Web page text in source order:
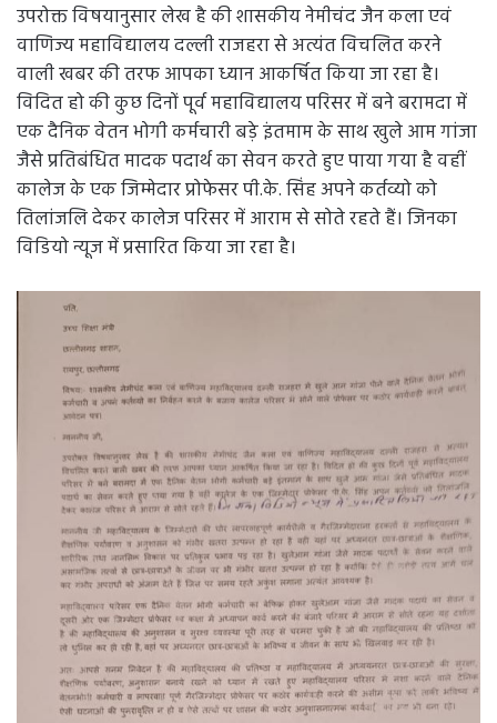
उपरोक्त विषयानुसार लेख है की शासकीय नेमीचंद जैन कला एवं
वाणिज्य महाविद्यालय दल्ली राजहरा से अत्यंत विचलित करने
वाली खबर की तरफ आपका ध्यान आकर्षित किया जा रहा है।
विदित हो की कुछ दिनों पूर्व महाविद्यालय परिसर में बने बरामदा में
एक दैनिक वेतन भोगी कर्मचारी बड़े इंतमाम के साथ खुले आम गांजा
जैसे प्रतिबंधित मादक पदार्थ का सेवन करते हुए पाया गया है वहीं
कालेज के एक जिम्मेदार प्रोफेसर पी.के. सिंह अपने कर्तव्यो को
तिलांजलि देकर कालेज परिसर में आराम से सोते रहते हैं। जिनका
विडियो न्यूज में प्रसारित किया जा रहा है।